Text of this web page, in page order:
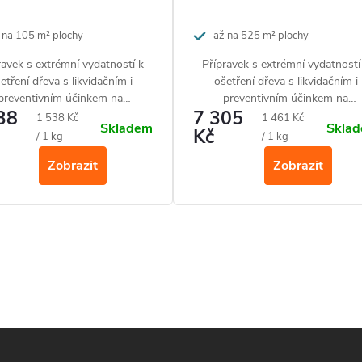
105 m² plochy
s extrémní vydatností k
dřeva s likvidačním i
účinkem na
hmyz a jeho larvy
(červotoč, tesařík aj.) a s
preventivním účinkem proti
houbám (např.
Zajišťuje komplexní
Měrná
cena:
1 538 Kč
/ 1 kg
Skladem
Zobrazit
až na 525 m² plochy
Přípravek s extrémní
ošetření dřeva s likvidačním i
preventivním účinkem na
dřevokazný hmyz a jeho larvy
(červotoč, tesařík aj.) a s
preventivním účinkem proti
dřevokazným houbám (
dřevomorka). Zajišťuje komplexní
7 305
Kč
Měrná
cena:
1 461 Kč
/ 1 kg
Zobrazit